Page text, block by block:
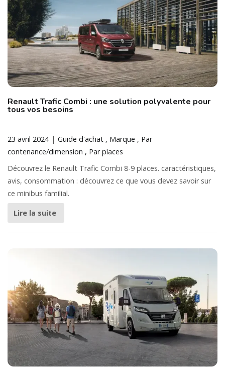
Renault Trafic Combi : une solution polyvalente pour
tous vos besoins
23 avril 2024 Guide d'achat Marque
Par
contenance/dimension
Par places
Découvrez le Renault Trafic Combi 8-9 places. caractéristiques,
avis, consommation : découvrez ce que vous devez savoir sur
ce minibus familial.
Lire la suite